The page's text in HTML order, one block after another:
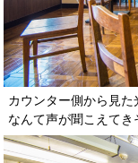
カウンター側から見た
なんて声が聞こえてき